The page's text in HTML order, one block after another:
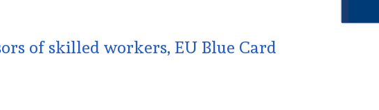
of skilled workers, EU Blue Card